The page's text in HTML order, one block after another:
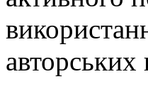
авторських